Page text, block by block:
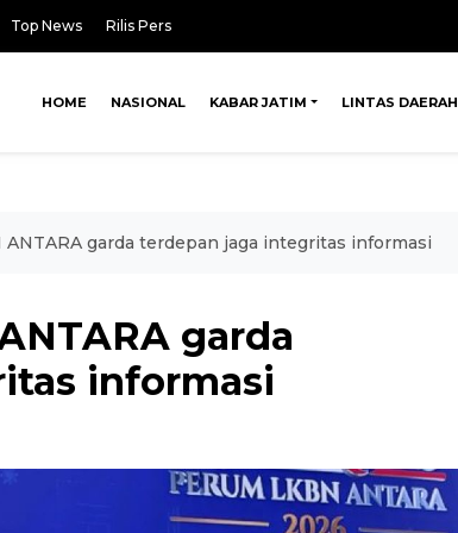
Top News Rilis Pers
HOME NASIONAL KABAR JATIM LINTAS DAERAH
ANTARA garda terdepan jaga integritas informasi
garda
informasi